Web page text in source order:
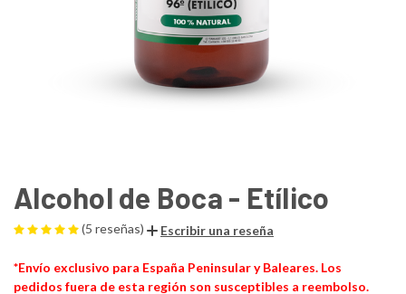
Alcohol de Boca - Etílico
(5 reseñas) Escribir una reseña
*Envío exclusivo para España Peninsular y Baleares. Los
pedidos fuera de esta región son susceptibles a reembolso.